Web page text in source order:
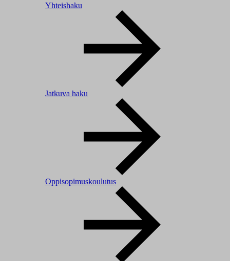
Yhteishaku
Jatkuva haku
Oppisopimuskoulutus